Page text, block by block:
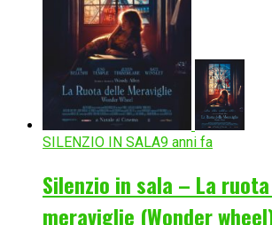
SILENZIO IN SALA9 anni fa
Silenzio in sala – La
meraviglie (Wonder